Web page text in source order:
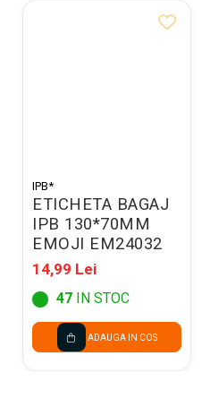
IPB*
ETICHETA BAGAJ
IPB 130*70MM
EMOJI EM24032
14,99 Lei
47 IN STOC
ADAUGA IN COS